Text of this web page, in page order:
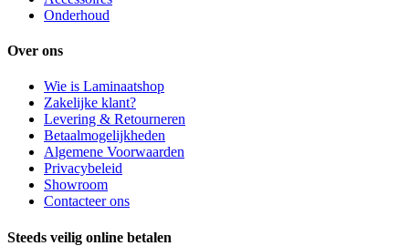
Onderhoud
Over ons
Wie is Laminaatshop
Zakelijke klant?
Levering & Retourneren
Betaalmogelijkheden
Algemene Voorwaarden
Privacybeleid
Showroom
Contacteer ons
Steeds veilig online betalen